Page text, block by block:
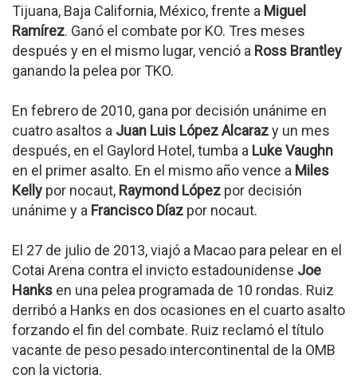
Tijuana, Baja California, México, frente a Miguel
Ramírez. Ganó el combate por KO. Tres meses
después y en el mismo lugar, venció a Ross Brantley
ganando la pelea por TKO.
En febrero de 2010, gana por decisión unánime en
cuatro asaltos a Juan Luis López Alcarazy un mes
después, en el Gaylord Hotel, tumba a Luke Vaughn
en el primer asalto. En el mismo año vence a Miles
Kelly por nocaut, Raymond López por decisión
unánime y a Francisco Díaz por nocaut.
El 27 de julio de 2013, viajó a Macao para pelear en el
Cotai Arena contra el invicto estadounidense Joe
Hanks en una pelea programada de 10 rondas. Ruiz
derribó a Hanks en dos ocasiones en el cuarto asalto
forzando el fin del combate. Ruiz reclamó el título
vacante de peso pesado intercontinental de la OMB
con la victoria.